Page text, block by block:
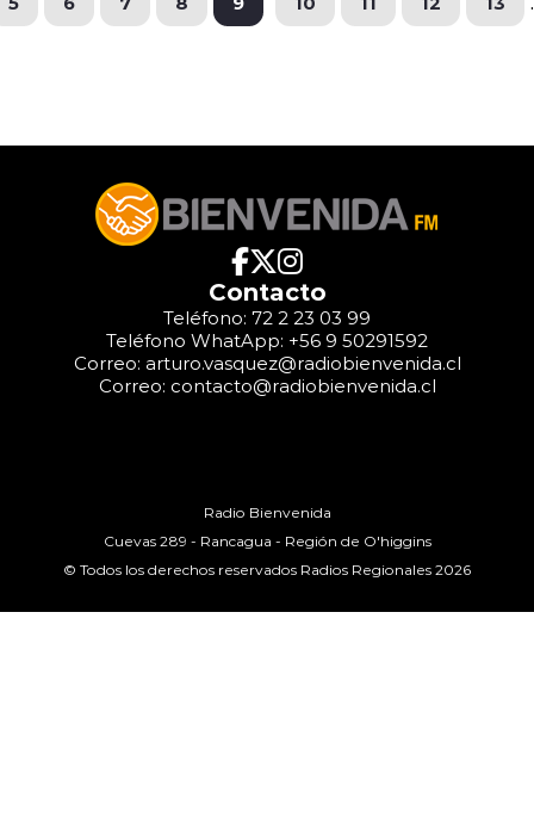
Contacto
Teléfono: 72 2 23 03 99
Teléfono WhatApp: +56 9 50291592
Correo: arturo.vasquez@radiobienvenida.cl
Correo: contacto@radiobienvenida.cl
Radio Bienvenida
Cuevas 289 - Rancagua - Región de O'higgins
© Todos los derechos reservados Radios Regionales 2026